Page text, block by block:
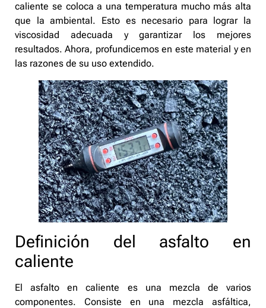
caliente se coloca a una temperatura mucho más alta
que la ambiental. Esto es necesario para lograr la
viscosidad adecuada y garantizar los mejores
resultados. Ahora, profundicemos en este material y en
las razones de su uso extendido.
Definición del asfalto en
caliente
El asfalto en caliente es una mezcla de varios
componentes. Consiste en una mezcla asfáltica,